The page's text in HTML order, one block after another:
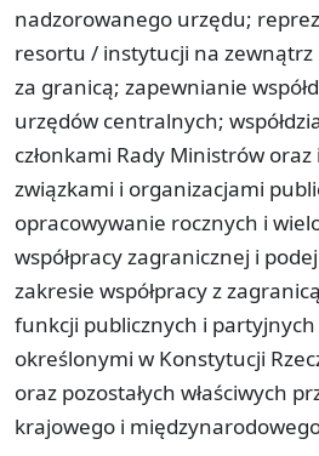
nadzorowanego urzędu;
resortu / instytucji na
za granicą; zapewnianie
urzędów centralnych;
członkami Rady Ministrów
związkami i organizacjami
opracowywanie rocznych i
współpracy zagranicznej i
zakresie współpracy z
funkcji publicznych i
określonymi w Konstytucji
oraz pozostałych właściwych
krajowego i